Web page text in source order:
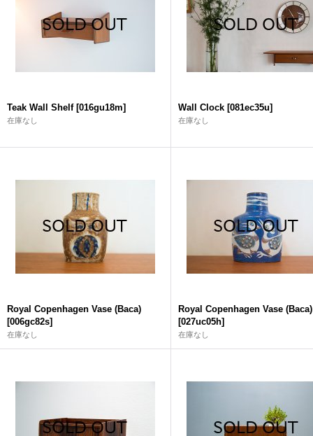
Teak Wall Shelf [016gu18m]
在庫なし
Wall Clock [081ec35u]
在庫なし
Royal Copenhagen Vase (Baca)
[006gc82s]
在庫なし
Royal Copenhagen Vase (Baca)
[027uc05h]
在庫なし